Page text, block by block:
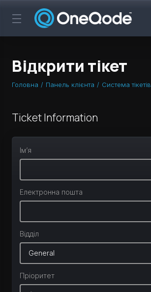
Відкрити тікет
Головна Панель клієнта Система тікетів
Ticket Information
Ім’я
Електронна пошта
Відділ
Пріоритет